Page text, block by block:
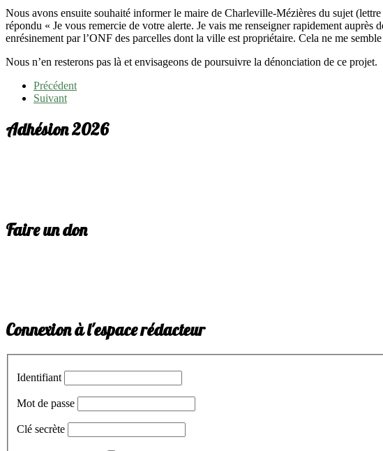
Nous avons ensuite souhaité informer le maire de Charleville-Mézières du sujet
répondu « Je vous remercie de votre alerte. Je vais me renseigner rapidement
enrésinement par l’ONF des parcelles dont la ville est propriétaire. Cela ne me
Nous n’en resterons pas là et envisageons de poursuivre la dénonciation de ce projet.
Précédent
Suivant
Adhésion 2026
Faire un don
Connexion à l'espace rédacteur
Identifiant
Mot de passe
Clé secrète